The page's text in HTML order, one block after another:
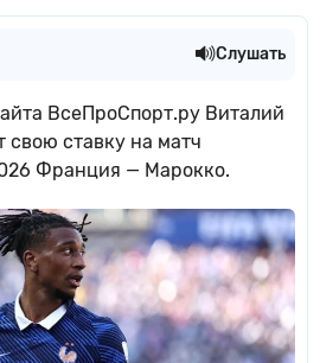
Слушать
ВсеПроСпорт.ру Виталий
свою ставку на матч
Франция — Марокко.